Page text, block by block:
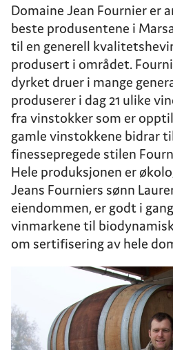
Domaine Jean Fournier er
beste produsentene i
til en generell
produsert i området.
dyrket druer i mange
produserer i dag 21 ulike
fra vinstokker som er
gamle vinstokkene bidrar
finessepregede stilen
Hele produksjonen er
Jeans Fourniers sønn
eiendommen, er godt i
vinmarkene til
om sertifisering av hele